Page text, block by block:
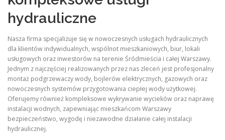
hydrauliczne
Nasza firma specjalizuje się w nowoczesnych usługach hydraulicznych
dla klientów indywidualnych, wspólnot mieszkaniowych, biur, lokali
usługowych oraz inwestorów na terenie Śródmieścia i całej Warszawy.
Jednym z najczęściej realizowanych przez nas zleceń jest profesjonalny
montaż podgrzewaczy wody, bojlerów elektrycznych, gazowych oraz
nowoczesnych systemów przygotowania ciepłej wody użytkowej.
Oferujemy również kompleksowe wykrywanie wycieków oraz naprawę
instalacji wodnych, zapewniając mieszkańcom Warszawy
bezpieczeństwo, wygodę i niezawodne działanie całej instalacji
hydraulicznej.